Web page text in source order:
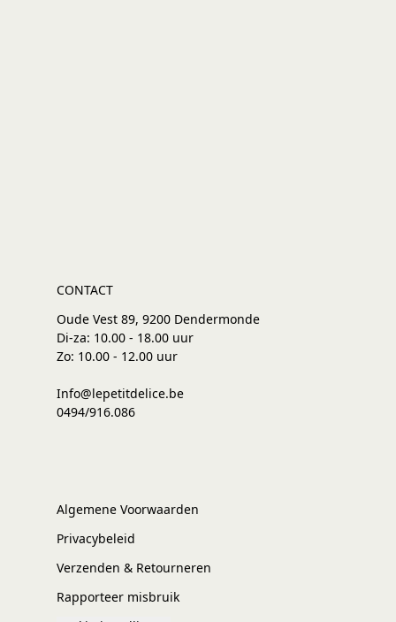
CONTACT
Oude Vest 89, 9200 Dendermonde
Di-za: 10.00 - 18.00 uur
Zo: 10.00 - 12.00 uur
Info@lepetitdelice.be
0494/916.086
Algemene Voorwaarden
Privacybeleid
Verzenden & Retourneren
Rapporteer misbruik